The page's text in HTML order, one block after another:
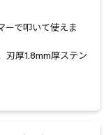
ーで叩いて使えま
刃厚1.8mm厚ステン